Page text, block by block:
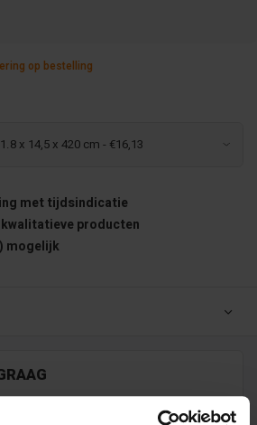
op bestelling
met tijdsindicatie
producten
mogelijk